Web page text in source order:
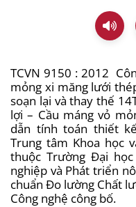
TCVN 9150 : 2012
mỏng xi măng lưới
soạn lại và thay thế
lợi – Cầu máng vỏ
dẫn tính toán thiết
Trung tâm Khoa học
thuộc Trường Đại
nghiệp và Phát triển
chuẩn Đo lường Chất
Công nghệ công bố.